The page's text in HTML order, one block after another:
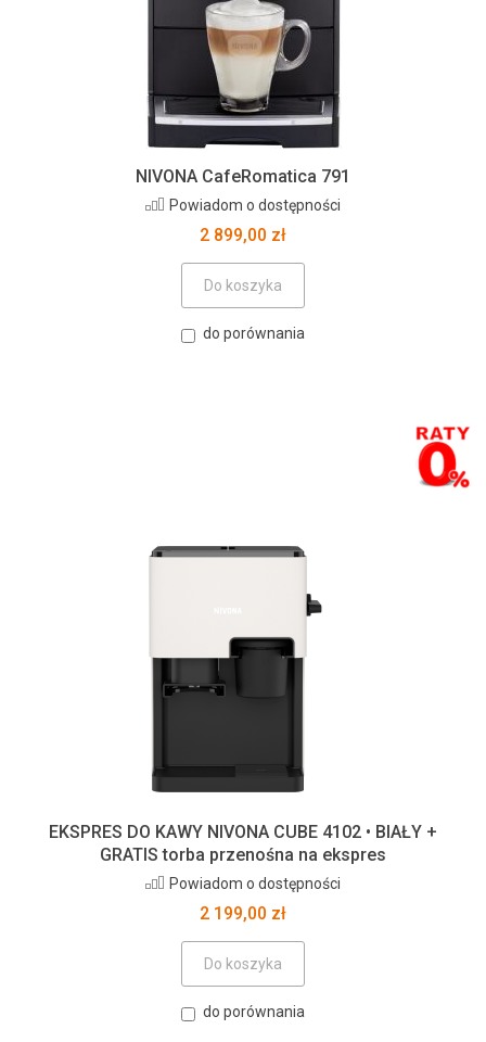
NIVONA CafeRomatica 791
Powiadom o dostępności
2 899,00 zł
Do koszyka
do porównania
EKSPRES DO KAWY NIVONA CUBE 4102 • BIAŁY +
GRATIS torba przenośna na ekspres
Powiadom o dostępności
2 199,00 zł
Do koszyka
do porównania